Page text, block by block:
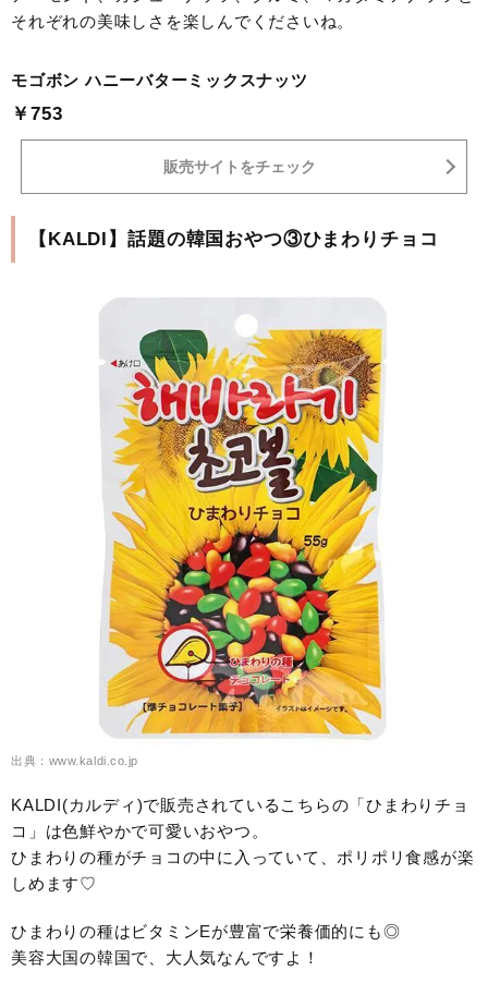
それぞれの美味しさを楽しんでくださいね。
モゴボン ハニーバターミックスナッツ
￥753
販売サイトをチェック
【KALDI】話題の韓国おやつ③ひまわりチョコ
出典：www.kaldi.co.jp
KALDI(カルディ)で販売されているこちらの「ひまわりチョ
コ」は色鮮やかで可愛いおやつ。
ひまわりの種がチョコの中に入っていて、ポリポリ食感が楽
しめます♡
ひまわりの種はビタミンEが豊富で栄養価的にも◎
美容大国の韓国で、大人気なんですよ！